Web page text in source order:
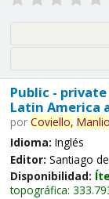
Public -
Latin America
por Coviello, Manlio
Idioma: Inglés
Editor: Santiago
Disponibilidad:
topográfica: